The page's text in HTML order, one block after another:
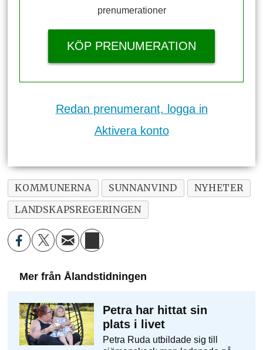
prenumerationer
KÖP PRENUMERATION
Redan prenumerant, logga in
Aktivera konto
KOMMUNERNA SUNNANVIND
NYHETER
LANDSKAPSREGERINGEN